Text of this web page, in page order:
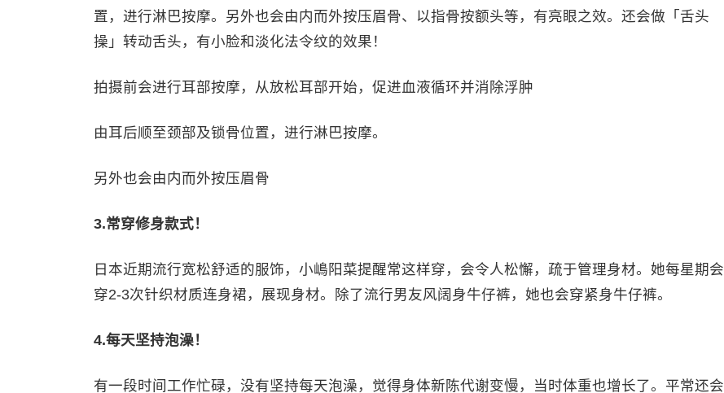
置，进行淋巴按摩。另外也会由内而外按压眉骨、以指骨按额头等，有亮眼之效。还会做「舌头
操」转动舌头，有小脸和淡化法令纹的效果！
拍摄前会进行耳部按摩，从放松耳部开始，促进血液循环并消除浮肿
由耳后顺至颈部及锁骨位置，进行淋巴按摩。
另外也会由内而外按压眉骨
3.常穿修身款式！
日本近期流行宽松舒适的服饰，小嶋阳菜提醒常这样穿，会令人松懈，疏于管理身材。她每星期会
穿2-3次针织材质连身裙，展现身材。除了流行男友风阔身牛仔裤，她也会穿紧身牛仔裤。
4.每天坚持泡澡！
有一段时间工作忙碌，没有坚持每天泡澡，觉得身体新陈代谢变慢，当时体重也增长了。平常还会